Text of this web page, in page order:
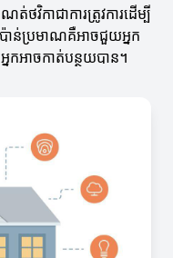
ថវិកាជាការត្រូវការដើម្បី
ប៉ាន់ប្រមាណគឺអាចជួយអ្នក
នកអាចកាត់បន្ថយបាន។